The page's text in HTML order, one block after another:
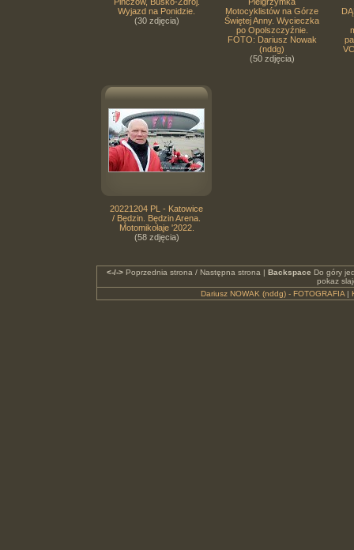
Wyjazd na Ponidzie.
(30 zdjęcia)
Motocyklistów na Górze
Świętej Anny. Wycieczka
po Opolszczyźnie.
FOTO: Dariusz Nowak
(nddg)
(50 zdjęcia)
20221204 PL - Katowice
/ Będzin. Będzin Arena.
Motomikołaje '2022.
(58 zdjęcia)
<-/->Poprzednia strona / Następna strona | Backspace Do góry
pokaz
Dariusz NOWAK (nddg) - FOTOGRAFIA |